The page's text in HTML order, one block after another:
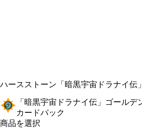
ハースストーン 「暗黒宇宙ドラナイ伝
「暗黒宇宙ドラナイ伝」ゴールデ
カードパック
商品を選択